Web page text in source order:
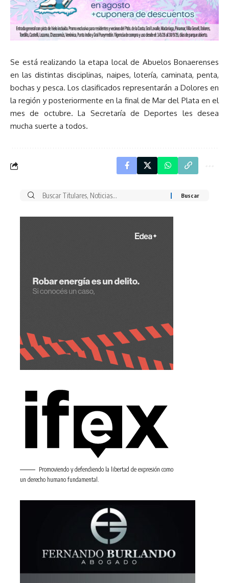
Se está realizando la etapa local de Abuelos Bonaerenses
en las distintas disciplinas, naipes, lotería, caminata, penta,
bochas y pesca. Los clasificados representarán a Dolores en
la región y posteriormente en la final de Mar del Plata en el
mes de octubre. La Secretaría de Deportes les desea
mucha suerte a todos.
Buscar
Promoviendo y defendiendo la libertad de expresión como
un derecho humano fundamental.